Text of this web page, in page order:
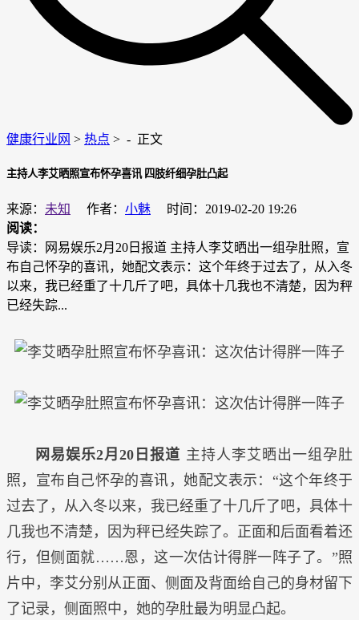
健康行业网 > 热点 > - 正文
主持人李艾晒照宣布怀孕喜讯 四肢纤细孕肚凸起
来源： 未知 作者： 小魅
时间：2019-02-20 19:26
阅读：
导读：网易娱乐2月20日报道 主持人李艾晒出一组孕肚照，宣
布自己怀孕的喜讯，她配文表示：这个年终于过去了，从入冬
以来，我已经重了十几斤了吧，具体十几我也不清楚，因为秤
已经失踪...
网易娱乐2月20日报道 主持人李艾晒出一组孕肚
照，宣布自己怀孕的喜讯，她配文表示：“这个年终于
过去了，从入冬以来，我已经重了十几斤了吧，具体十
几我也不清楚，因为秤已经失踪了。正面和后面看着还
行，但侧面就……恩，这一次估计得胖一阵子了。”照
片中，李艾分别从正面、侧面及背面给自己的身材留下
了记录，侧面照中，她的孕肚最为明显凸起。